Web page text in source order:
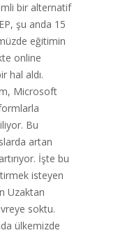
bir alternatif
şu anda 15
eğitimin
online
hal aldı.
Microsoft
Bu
artan
İşte bu
isteyen
Uzaktan
soktu.
ülkemizde